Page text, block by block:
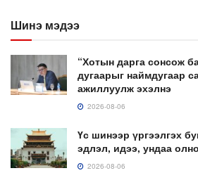
Шинэ мэдээ
“Хотын дарга сонсож
дугаарыг наймдугаар
ажиллуулж эхэлнэ
2026-08-06
Үс шинээр үргээлгэх
эдлэл, идээ, ундаа олно
2026-08-06